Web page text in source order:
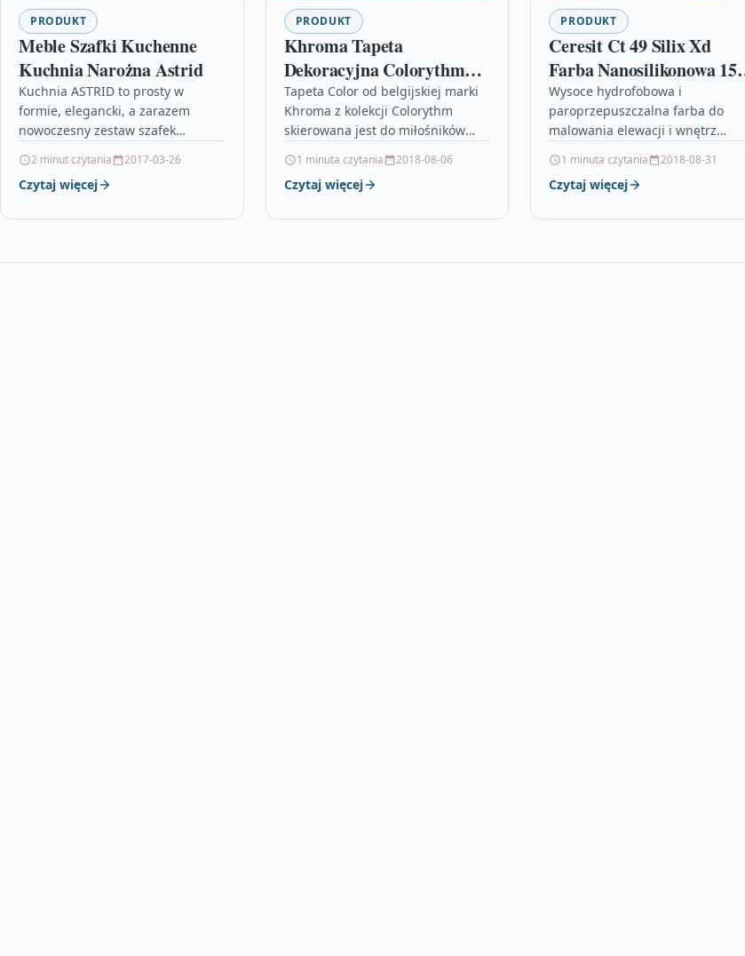
PRODUKT
Meble Szafki Kuchenne
Kuchnia Narożna Astrid
Kuchnia ASTRID to prosty w
formie, elegancki, a zarazem
nowoczesny zestaw szafek
w bardzo popularnym
skandynawskim stylu. Na zestaw
2 minut czytania 2017-03-26
Czytaj więcej
PRODUKT
Khroma Tapeta
Dekoracyjna Colorythm
Color Ebony Blone1019
10178
Tapeta Color od belgijskiej marki
Khroma z kolekcji Colorythm
skierowana jest do miłośników
Będzie pasować do każdego
pomieszczenia od sypialni,
1 minuta czytania 2018-08-06
Czytaj więcej
PRODUKT
Ceresit Ct 49 Silix Xd
Farba Nanosilikonowa 15l
Savanne 5
Wysoce hydrofobowa i
paroprzepuszczalna farba do
malowania elewacji i wnętrz
bumblebee zabawka, beckers
light grey, mocowanie sedesu do
1 minuta czytania 2018-08-31
Czytaj więcej